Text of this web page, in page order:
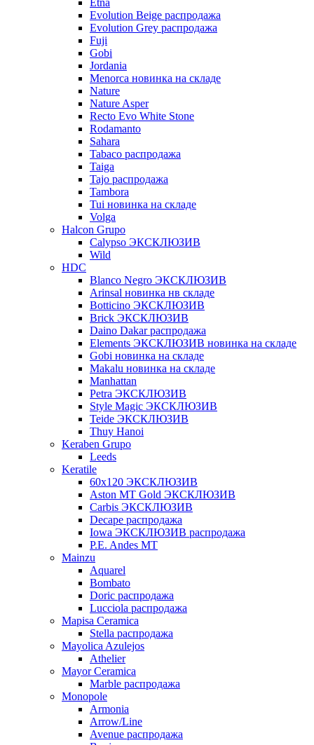
Etna
Evolution Beige распродажа
Evolution Grey распродажа
Fuji
Gobi
Jordania
Menorca новинка на складе
Nature
Nature Asper
Recto Evo White Stone
Rodamanto
Sahara
Tabaco распродажа
Taiga
Tajo распродажа
Tambora
Tui новинка на складе
Volga
Halcon Grupo
Calypso ЭКСКЛЮЗИВ
Wild
HDC
Blanco Negro ЭКСКЛЮЗИВ
Arinsal новинка нв складе
Botticino ЭКСКЛЮЗИВ
Brick ЭКСКЛЮЗИВ
Daino Dakar распродажа
Elements ЭКСКЛЮЗИВ новинка на складе
Gobi новинка на складе
Makalu новинка на складе
Manhattan
Petra ЭКСКЛЮЗИВ
Style Magic ЭКСКЛЮЗИВ
Teide ЭКСКЛЮЗИВ
Thuy Hanoi
Keraben Grupo
Leeds
Keratile
60х120 ЭКСКЛЮЗИВ
Aston MT Gold ЭКСКЛЮЗИВ
Carbis ЭКСКЛЮЗИВ
Decape распродажа
Iowa ЭКСКЛЮЗИВ распродажа
P.E. Andes MT
Mainzu
Aquarel
Bombato
Doric распродажа
Lucciola распродажа
Mapisa Ceramica
Stella распродажа
Mayolica Azulejos
Athelier
Mayor Ceramica
Marble распродажа
Monopole
Armonia
Arrow/Line
Avenue распродажа